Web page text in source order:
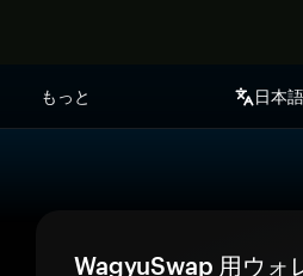
もっと 日本語
WagyuSwap 用ウォ